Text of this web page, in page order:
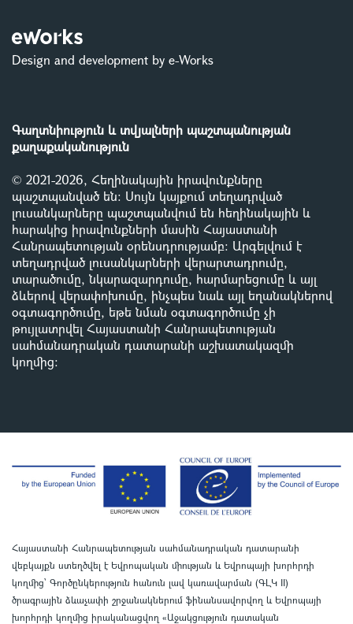
Design and development by e-Works
Գաղտնիություն և տվյալների պաշտպանության
քաղաքականություն
© 2021-2026, Հեղինակային իրավունքները
պաշտպանված են: Սույն կայքում տեղադրված
լուսանկարները պաշտպանվում են հեղինակային և
հարակից իրավունքների մասին Հայաստանի
Հանրապետության օրենսդրությամբ: Արգելվում է
տեղադրված լուսանկարների վերարտադրումը,
տարածումը, նկարազարդումը, հարմարեցումը և այլ
ձևերով վերափոխումը, ինչպես նաև այլ եղանակներով
օգտագործումը, եթե նման օգտագործումը չի
թույլատրվել Հայաստանի Հանրապետության
սահմանադրական դատարանի աշխատակազմի
կողմից:
Հայաստանի Հանրապետության սահմանադրական դատարանի
վեբկայքն ստեղծվել է Եվրոպական միության և Եվրոպայի խորհրդի
կողմից՝ Գործընկերություն հանուն լավ կառավարման (ԳԼԿ II)
ծրագրային ձևաչափի շրջանակներում ֆինանսավորվող և Եվրոպայի
խորհրդի կողմից իրականացվող «Աջակցություն դատական